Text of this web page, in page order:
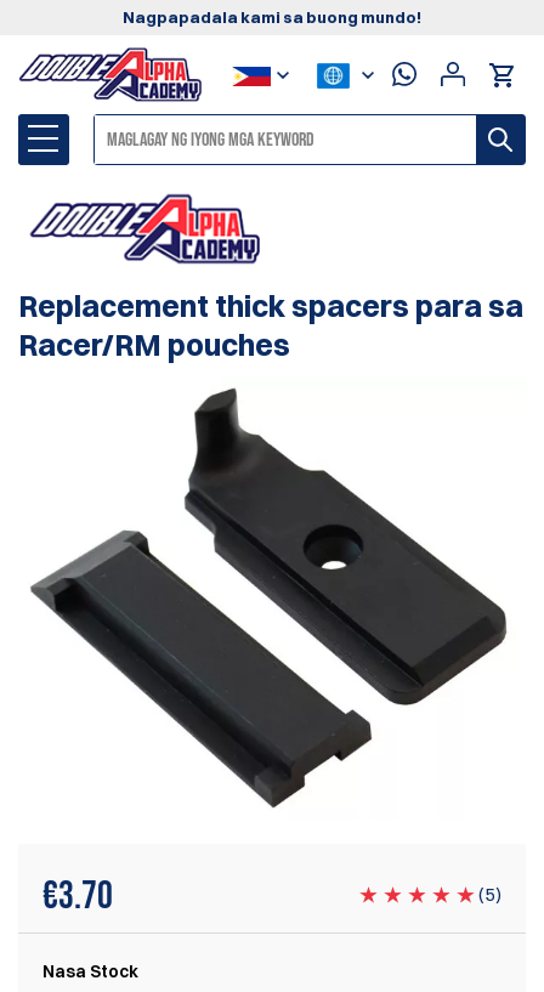
Nagpapadala kami sa buong mundo!
Replacement thick spacers para sa
Racer/RM pouches
€3.70 (5)
Nasa Stock